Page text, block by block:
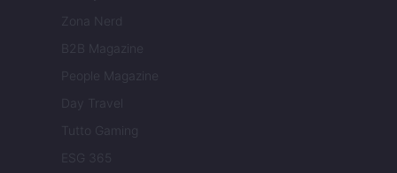
Zona Nerd
B2B Magazine
People Magazine
Day Travel
Tutto Gaming
ESG 365